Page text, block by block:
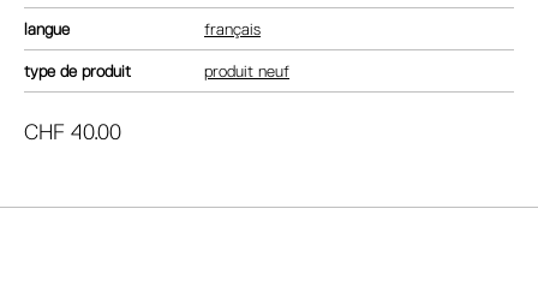
langue français
type de produit produit neuf
CHF 40.00